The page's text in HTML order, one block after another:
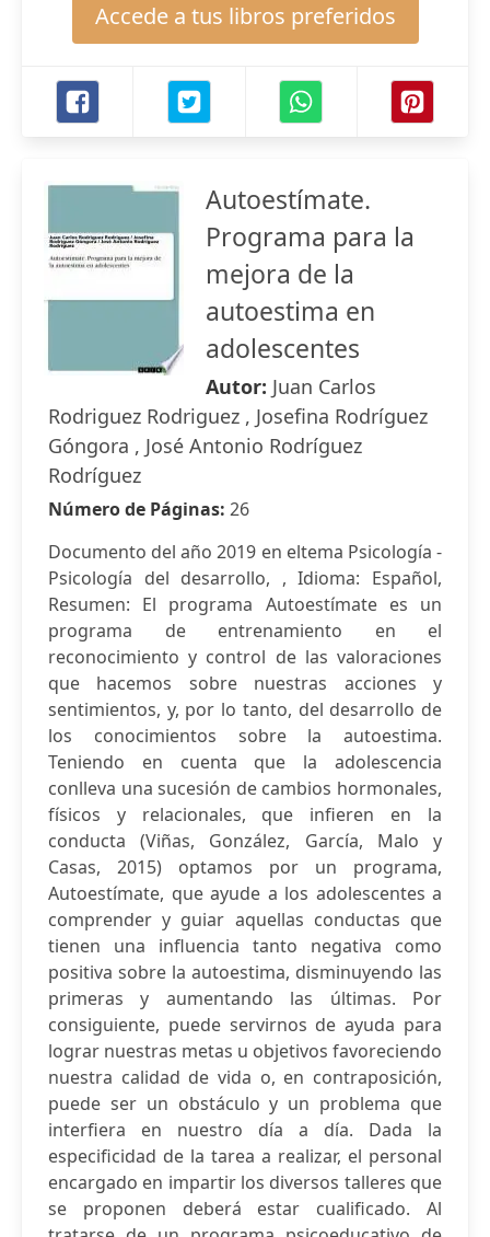
Accede a tus libros preferidos
Autoestímate.
Programa para la
mejora de la
autoestima en
adolescentes
Autor: Juan Carlos
Rodriguez Rodriguez , Josefina Rodríguez
Góngora , José Antonio Rodríguez
Rodríguez
Número de Páginas: 26
Documento del año 2019 en eltema Psicología -
Psicología del desarrollo, , Idioma: Español,
Resumen: El programa Autoestímate es un
programa de entrenamiento en el
reconocimiento y control de las valoraciones
que hacemos sobre nuestras acciones y
sentimientos, y, por lo tanto, del desarrollo de
los conocimientos sobre la autoestima.
Teniendo en cuenta que la adolescencia
conlleva una sucesión de cambios hormonales,
físicos y relacionales, que infieren en la
conducta (Viñas, González, García, Malo y
Casas, 2015) optamos por un programa,
Autoestímate, que ayude a los adolescentes a
comprender y guiar aquellas conductas que
tienen una influencia tanto negativa como
positiva sobre la autoestima, disminuyendo las
primeras y aumentando las últimas. Por
consiguiente, puede servirnos de ayuda para
lograr nuestras metas u objetivos favoreciendo
nuestra calidad de vida o, en contraposición,
puede ser un obstáculo y un problema que
interfiera en nuestro día a día. Dada la
especificidad de la tarea a realizar, el personal
encargado en impartir los diversos talleres que
se proponen deberá estar cualificado. Al